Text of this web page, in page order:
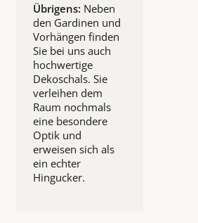
Übrigens: Neben
den Gardinen und
Vorhängen finden
Sie bei uns auch
hochwertige
Dekoschals. Sie
verleihen dem
Raum nochmals
eine besondere
Optik und
erweisen sich als
ein echter
Hingucker.